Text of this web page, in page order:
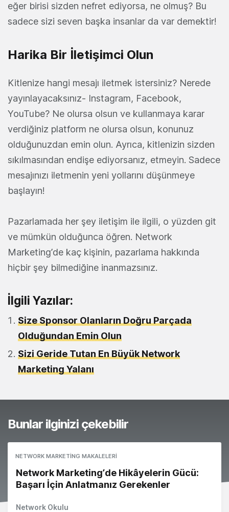
eğer birisi sizden nefret ediyorsa, ne olmuş? Bu
sadece sizi seven başka insanlar da var demektir!
Harika Bir İletişimci Olun
Kitlenize hangi mesajı iletmek istersiniz? Nerede
yayınlayacaksınız- Instagram, Facebook,
YouTube? Ne olursa olsun ve kullanmaya karar
verdiğiniz platform ne olursa olsun, konunuz
olduğunuzdan emin olun. Ayrıca, kitlenizin sizden
sıkılmasından endişe ediyorsanız, etmeyin. Sadece
mesajınızı iletmenin yeni yollarını düşünmeye
başlayın!
Pazarlamada her şey iletişim ile ilgili, o yüzden git
ve mümkün olduğunca öğren. Network
Marketing’de kaç kişinin, pazarlama hakkında
hiçbir şey bilmediğine inanmazsınız.
İlgili Yazılar:
Size Sponsor Olanların Doğru Parçada
Olduğundan Emin Olun
Sizi Geride Tutan En Büyük Network
Marketing Yalanı
Bunlar ilginizi çekebilir
NETWORK MARKETING MAKALELERI
Network Marketing’de Hikâyelerin Gücü:
Başarı İçin Anlatmanız Gerekenler
Network Okulu